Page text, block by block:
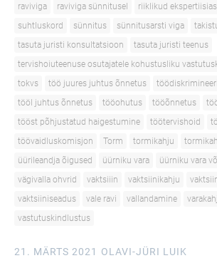
raviviga
raviviga sünnitusel riiklikud
suhtluskord
sünnitus sünnitusarsti viga
tasuta juristi konsultatsioon
tasuta juristi teenus
tervishoiuteenuse osutajatele kohustusliku
tokvs
töö juures juhtus õnnetus
tööl juhtus õnnetus
tööohutus tööõnnetus
tööst põhjustatud haigestumine
töötervishoid
töövaidluskomisjon
Torm tormikahju
üürileandja õigused
üürniku vara
üürniku vara
vägivalla ohvrid
vaktsiiin vaktsiinikahju
vaktsiiniseadus
vale ravi vallandamine
vastutuskindlustus
21. MÄRTS 2021 OLAVI-JÜRI LUIK